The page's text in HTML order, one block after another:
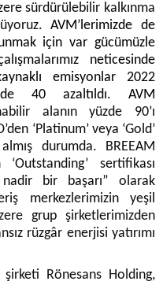
sürdürülebilir kalkınma
AVM’lerimizde de
için var gücümüzle
neticesinde
emisyonlar 2022
40 azaltıldı. AVM
alanın yüzde 90’ı
‘Platinum’ veya ‘Gold’
durumda. BREEAM
sertifikası
bir başarı” olarak
merkezlerimizin yeşil
grup şirketlerimizden
rüzgâr enerjisi yatırımı
şirketi Rönesans Holding,